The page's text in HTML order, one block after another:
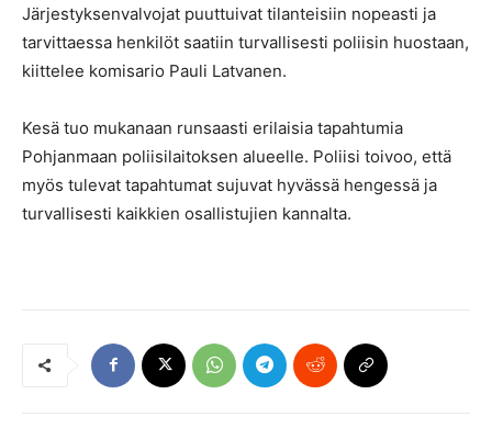
Järjestyksenvalvojat puuttuivat tilanteisiin nopeasti ja
tarvittaessa henkilöt saatiin turvallisesti poliisin huostaan,
kiittelee komisario Pauli Latvanen.
Kesä tuo mukanaan runsaasti erilaisia tapahtumia
Pohjanmaan poliisilaitoksen alueelle. Poliisi toivoo, että
myös tulevat tapahtumat sujuvat hyvässä hengessä ja
turvallisesti kaikkien osallistujien kannalta.